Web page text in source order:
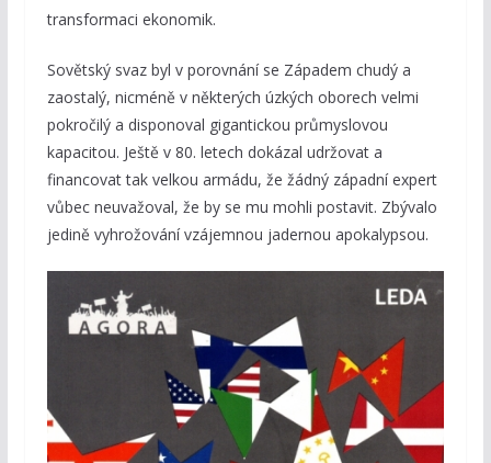
transformaci ekonomik.
Sovětský svaz byl v porovnání se Západem chudý a
zaostalý, nicméně v některých úzkých oborech velmi
pokročilý a disponoval gigantickou průmyslovou
kapacitou. Ještě v 80. letech dokázal udržovat a
financovat tak velkou armádu, že žádný západní expert
vůbec neuvažoval, že by se mu mohli postavit. Zbývalo
jedině vyhrožování vzájemnou jadernou apokalypsou.